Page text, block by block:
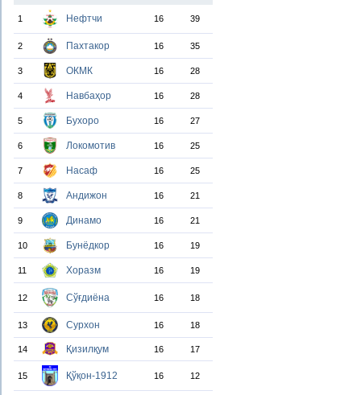
1 Нефтчи 16 39
2 Пахтакор 16 35
3 ОКМК 16 28
4 Навбаҳор 16 28
5 Бухоро 16 27
6 Локомотив 16 25
7 Насаф 16 25
8 Андижон 16 21
9 Динамо 16 21
10 Бунёдкор 16 19
11 Хоразм 16 19
12 Сўғдиёна 16 18
13 Сурхон 16 18
14 Қизилқум 16 17
15 Қўқон-1912 16 12